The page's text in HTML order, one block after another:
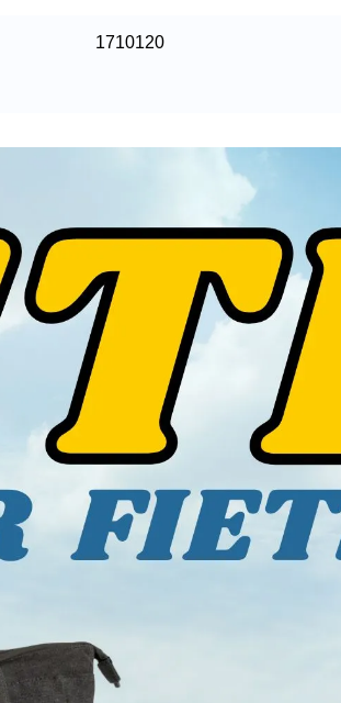
1710120